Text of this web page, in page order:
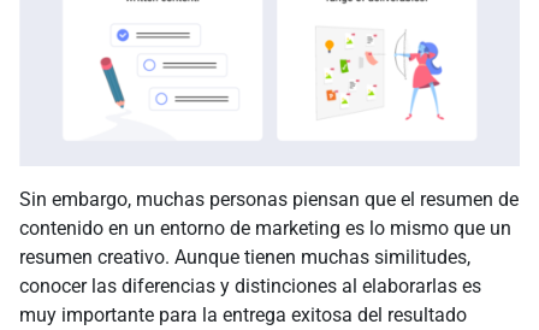
Sin embargo, muchas personas piensan que el resumen de
contenido en un entorno de marketing es lo mismo que un
resumen creativo. Aunque tienen muchas similitudes,
conocer las diferencias y distinciones al elaborarlas es
muy importante para la entrega exitosa del resultado